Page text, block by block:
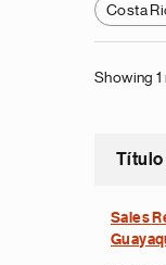
Costa
Showing
Título
Sales